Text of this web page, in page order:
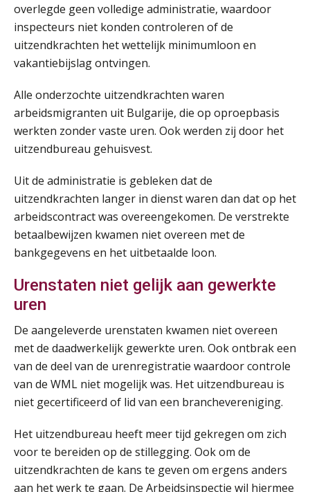
overlegde geen volledige administratie, waardoor
inspecteurs niet konden controleren of de
uitzendkrachten het wettelijk minimumloon en
vakantiebijslag ontvingen.
Alle onderzochte uitzendkrachten waren
arbeidsmigranten uit Bulgarije, die op oproepbasis
werkten zonder vaste uren. Ook werden zij door het
uitzendbureau gehuisvest.
Uit de administratie is gebleken dat de
uitzendkrachten langer in dienst waren dan dat op het
arbeidscontract was overeengekomen. De verstrekte
betaalbewijzen kwamen niet overeen met de
bankgegevens en het uitbetaalde loon.
Urenstaten niet gelijk aan gewerkte
uren
De aangeleverde urenstaten kwamen niet overeen
met de daadwerkelijk gewerkte uren. Ook ontbrak een
van de deel van de urenregistratie waardoor controle
van de WML niet mogelijk was. Het uitzendbureau is
niet gecertificeerd of lid van een branchevereniging.
Het uitzendbureau heeft meer tijd gekregen om zich
voor te bereiden op de stillegging. Ook om de
uitzendkrachten de kans te geven om ergens anders
aan het werk te gaan. De Arbeidsinspectie wil hiermee
De mensen achter de loonstrook: in
gesprek met Susan Hendriks
die van jouzelf?
Hoe behoud je financiële talenten in
een krappe arbeidsmarkt?
08
SEP
Online Excel training voor de salarisadministrateur (verdieping)
MOCuitgevers
SEP
MOCuitgevers
09
SEP
Cursus Samenwerken financiële- en salarisadministratie
MOCuitgevers
16
SEP
MOCuitgevers
17
SEP
Training Grenzen aangeven met zelfvertrouwen en respect
MOCuitgevers
17
SEP
Online cursus Auto, fiets en OV in de salarisadministratie
17
SEP
Praktijkdiploma loonadministratie (PDL)
SD Worx
17
Cursus Samen sterk: efficiënte samenwerking tussen HR en salarisadministratie
21
SEP
Pensioen voor de salarisprofessional: ontdek welke verdieping bij jou past
MOCuitgevers